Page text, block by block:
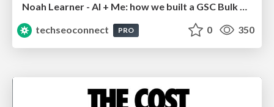
Noah Learner - AI + Me: how we built a GSC Bulk Export data pipeline
techseoconnect
PRO 0 350